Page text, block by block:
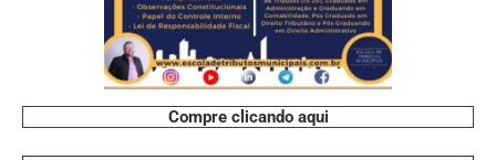
Compre clicando aqui